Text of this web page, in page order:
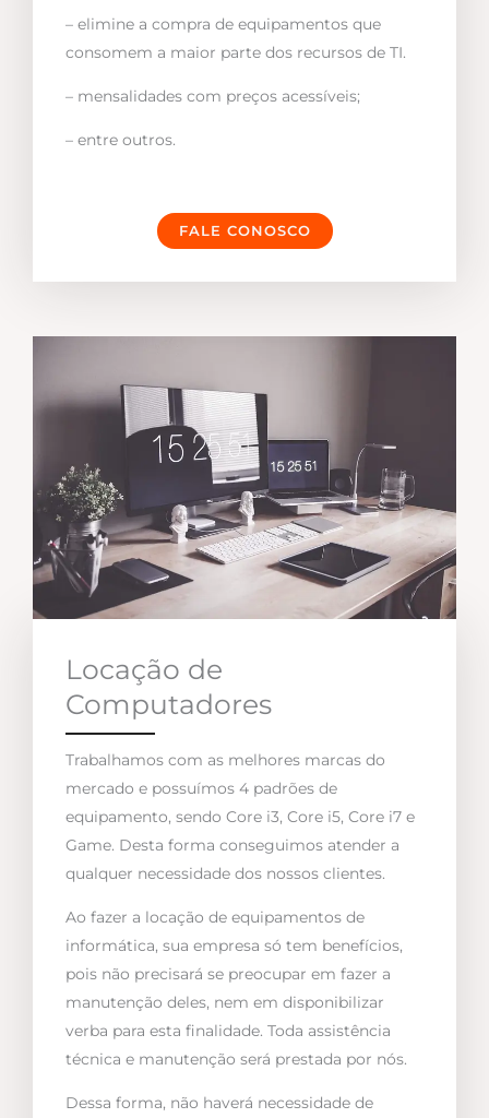
– elimine a compra de equipamentos que
consomem a maior parte dos recursos de TI.
– mensalidades com preços acessíveis;
– entre outros.
FALE CONOSCO
Locação de
Computadores
Trabalhamos com as melhores marcas do
mercado e possuímos 4 padrões de
equipamento, sendo Core i3, Core i5, Core i7 e
Game. Desta forma conseguimos atender a
qualquer necessidade dos nossos clientes.
Ao fazer a locação de equipamentos de
informática, sua empresa só tem benefícios,
pois não precisará se preocupar em fazer a
manutenção deles, nem em disponibilizar
verba para esta finalidade. Toda assistência
técnica e manutenção será prestada por nós.
Dessa forma, não haverá necessidade de